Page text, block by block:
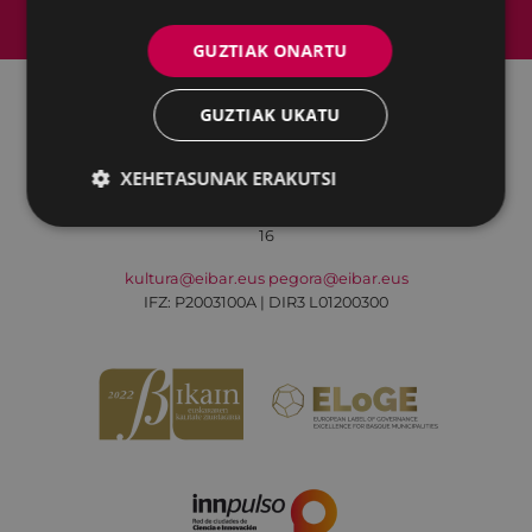
Lege-oharra
Cookien politika
Udalaren sare sozial guztiak
Kultura - Untzaga plaza, 1 | 20600 Eibar
16
kultura@eibar.eus pegora@eibar.eus
IFZ: P2003100A | DIR3 L01200300
GUZTIAK ONARTU
GUZTIAK UKATU
XEHETASUNAK ERAKUTSI